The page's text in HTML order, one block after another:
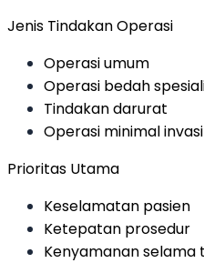
Jenis Tindakan Operasi
Operasi umum
Operasi bedah
Tindakan darurat
Operasi minimal
Prioritas Utama
Keselamatan pasien
Ketepatan prosedur
Kenyamanan selama